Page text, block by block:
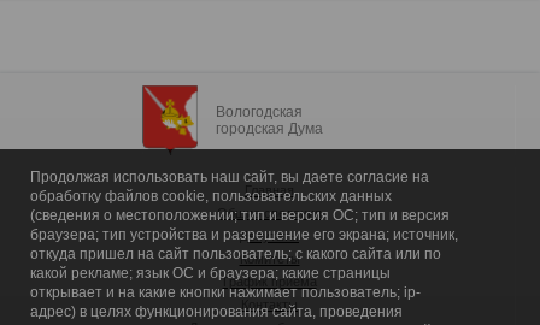
Вологодская
городская Дума
Главная
Общие сведения
Депутаты
Комитеты
График приема
Контакты
Продолжая использовать наш сайт, вы даете согласие на
обработку файлов cookie, пользовательских данных
(сведения о местоположении; тип и версия ОС; тип и версия
браузера; тип устройства и разрешение его экрана; источник,
откуда пришел на сайт пользователь; с какого сайта или по
какой рекламе; язык ОС и браузера; какие страницы
открывает и на какие кнопки нажимает пользователь; ip-
адрес) в целях функционирования сайта, проведения